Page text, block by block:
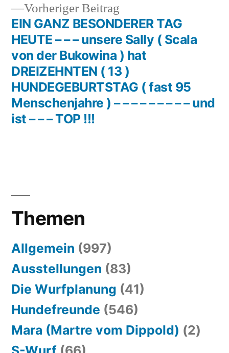
Vorheriger Beitrag
Beitrag:
EIN GANZ BESONDERER TAG
HEUTE – – – unsere Sally ( Scala
von der Bukowina ) hat
DREIZEHNTEN ( 13 )
HUNDEGEBURTSTAG ( fast 95
Menschenjahre ) – – – – – – – – – und
ist – – – TOP !!!
Themen
Allgemein (997)
Ausstellungen (83)
Die Wurfplanung (41)
Hundefreunde (546)
Mara (Martre vom Dippold) (2)